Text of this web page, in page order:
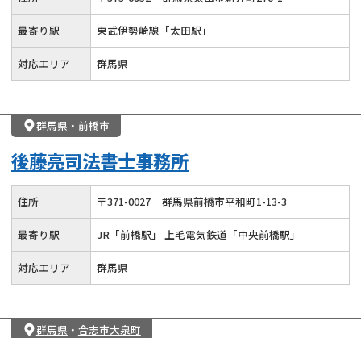
最寄り駅 東武伊勢崎線「太田駅」
対応エリア 群馬県
群馬県 ・ 前橋市
後藤亮司法書士事務所
住所 〒371-0027 群馬県前橋市平和町1-13-3
最寄り駅 JR「前橋駅」 上毛電気鉄道「中央前橋駅」
対応エリア 群馬県
群馬県 ・ 合志市大泉町